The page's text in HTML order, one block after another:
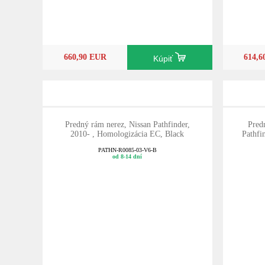
660,90 EUR Kúpiť
Predný rám nerez, Nissan Pathfinder,
2010- , Homologizácia EC, Black
PATHN-R0085-03-V6-B
od 8-14 dní